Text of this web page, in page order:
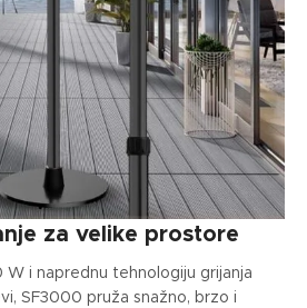
za velike prostore
i naprednu tehnologiju grijanja
SF3000 pruža snažno, brzo i